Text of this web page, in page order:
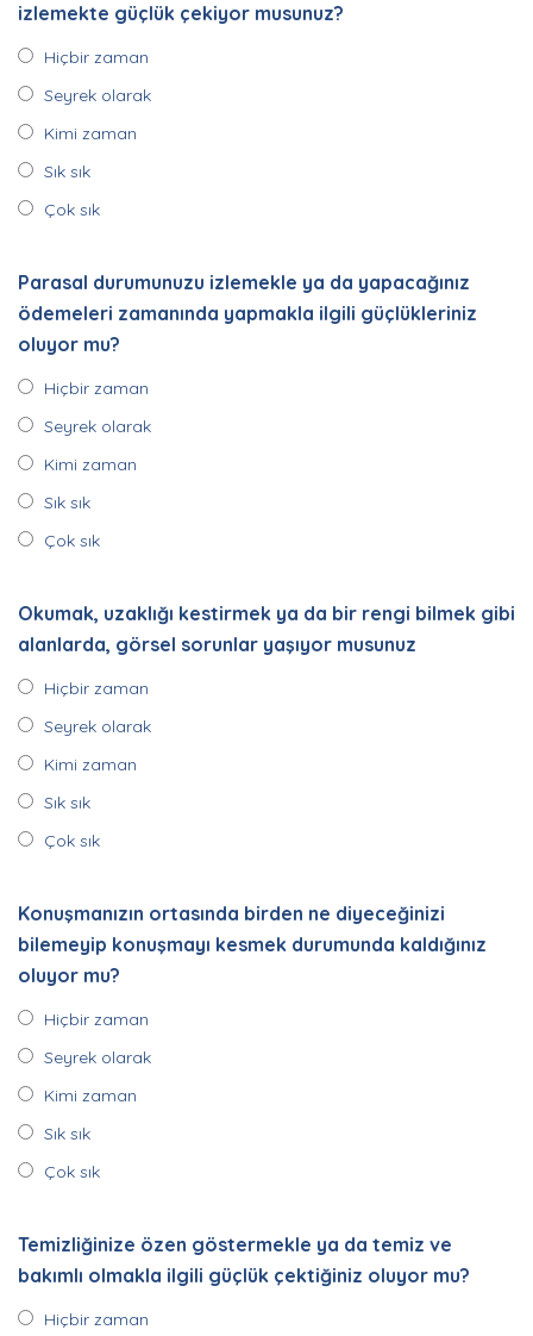
izlemekte güçlük çekiyor musunuz?
Hiçbir zaman
Seyrek olarak
Kimi zaman
Sık sık
Çok sık
Parasal durumunuzu izlemekle ya da yapacağınız
ödemeleri zamanında yapmakla ilgili güçlükleriniz
oluyor mu?
Hiçbir zaman
Seyrek olarak
Kimi zaman
Sık sık
Çok sık
Okumak, uzaklığı kestirmek ya da bir rengi bilmek gibi
alanlarda, görsel sorunlar yaşıyor musunuz
Hiçbir zaman
Seyrek olarak
Kimi zaman
Sık sık
Çok sık
Konuşmanızın ortasında birden ne diyeceğinizi
bilemeyip konuşmayı kesmek durumunda kaldığınız
oluyor mu?
Hiçbir zaman
Seyrek olarak
Kimi zaman
Sık sık
Çok sık
Temizliğinize özen göstermekle ya da temiz ve
bakımlı olmakla ilgili güçlük çektiğiniz oluyor mu?
Hiçbir zaman